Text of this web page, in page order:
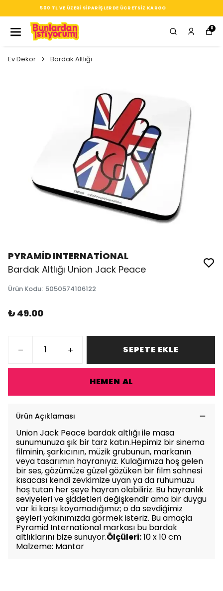
SEÇTIĞIN HER ÜRÜN, TARZINA DAIR KÜÇÜK BIR IMZA
0
Ev Dekor Bardak Altlığı
PYRAMİD INTERNATİONAL
Bardak Altlığı Union Jack Peace
Ürün Kodu: 5050574106122
₺ 49.00
SEPETE EKLE
HEMEN AL
Ürün Açıklaması
Union Jack Peace bardak altlığı ile masa
sunumunuza şık bir tarz katın.Hepimiz bir sinema
filminin, şarkıcının, müzik grubunun, markanın
veya tasarımın hayranıyız. Kulağımıza hoş gelen
bir ses, gözümüze güzel gözüken bir film sahnesi
kısacası kendi zevkimize uyan ya da ruhumuzu
hoş tutan her şeye hayran olabiliriz. Bu hayranlık
seviyeleri ve şiddetleri değişkendir ama bir duygu
var ki karşı koyamadığımız; o da sevdiğimiz
şeyleri yakınımızda görmek isteriz. Bu amaçla
Pyramid International markası bu bardak
altlıklarını bize sunuyor.Ölçüleri:10 x 10 cm
Malzeme: Mantar